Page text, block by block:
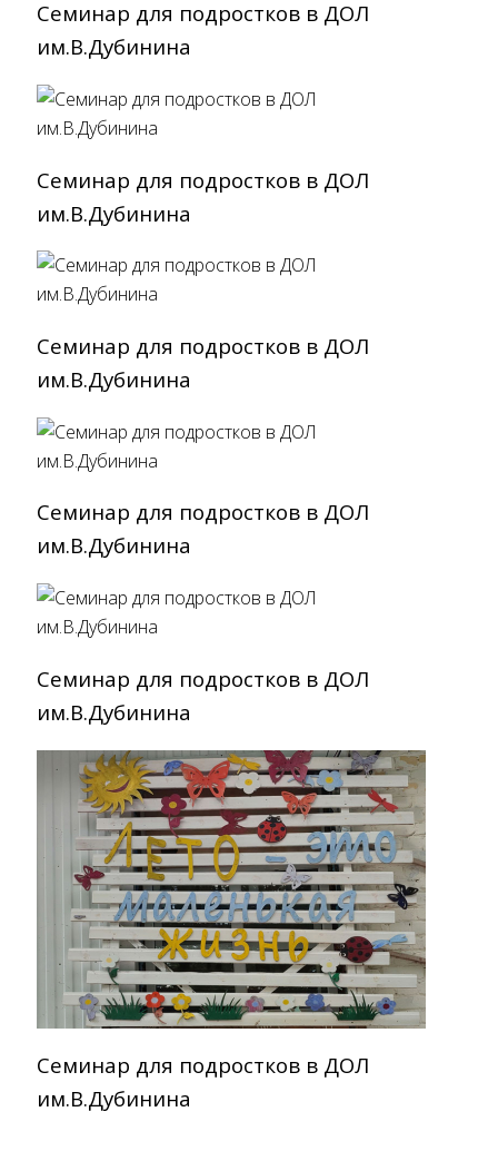
Семинар для подростков в ДОЛ
им.В.Дубинина
Семинар для подростков в ДОЛ
им.В.Дубинина
Семинар для подростков в ДОЛ
им.В.Дубинина
Семинар для подростков в ДОЛ
им.В.Дубинина
Семинар для подростков в ДОЛ
им.В.Дубинина
Семинар для подростков в ДОЛ
им.В.Дубинина